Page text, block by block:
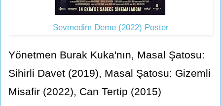
Sevmedim Deme (2022) Poster
Yönetmen Burak Kuka'nın, Masal Şatosu:
Sihirli Davet (2019), Masal Şatosu: Gizemli
Misafir (2022), Can Tertip (2015)